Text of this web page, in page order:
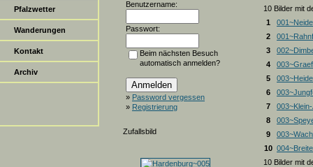
Pfalzwetter
Wanderungen
Kontakt
Archiv
Benutzername:
Passwort:
Beim nächsten Besuch
automatisch anmelden?
» Password vergessen
» Registrierung
Zufallsbild
10 Bilder mit
1
2
3
4
5
6
7
8
9
10
10 Bilder mit